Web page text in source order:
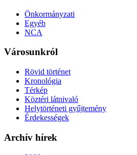
Önkormányzati
Egyéb
NCA
Városunkról
Rövid történet
Kronológia
Térkép
Köztéri látnivaló
Helytörténeti gyűjtemény
Érdekességek
Archív hírek